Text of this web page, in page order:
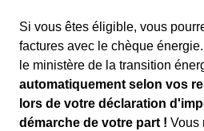
Si vous êtes éligible, vous
factures avec le chèque
le ministère de la transition
automatiquement selon vos
lors de votre déclaration
démarche de votre part ! Vous